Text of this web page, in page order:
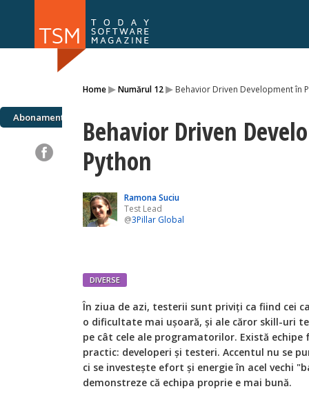
Home▸Numărul 12▸ Behavior Driven Development în
Abonamente
Behavior Driven
Python
Ramona Suciu
Test Lead
@3Pillar Global
DIVERSE
În ziua de azi, testerii sunt priviți ca fiind cei
o dificultate mai ușoară, și ale căror skill-uri
pe cât cele ale programatorilor. Există
practic: developeri și testeri. Accentul nu se
ci se investește efort și energie în acel vechi
demonstreze că echipa proprie e mai bună.